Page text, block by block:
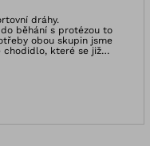
dráhy.
běhání s protézou to
obou skupin jsme
chodidlo, které se již
sílu a nízký odpor.
vybavení